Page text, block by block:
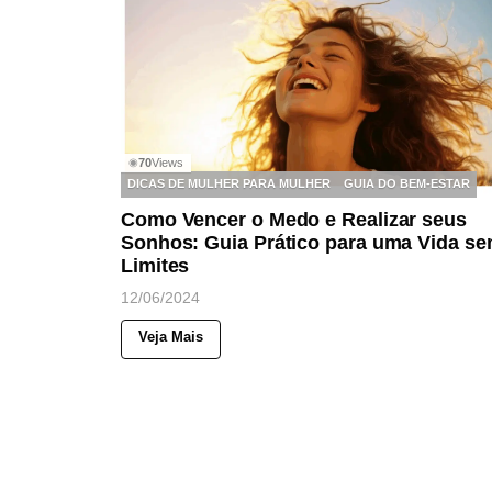
◉70Views
DICAS DE MULHER PARA MULHER
GUIA DO BEM-ESTAR
Como Vencer o Medo e Realizar seus
Sonhos: Guia Prático para uma Vida
Limites
12/06/2024
Veja Mais